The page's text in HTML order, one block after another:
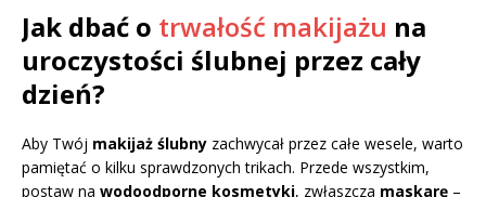
Jak dbać o trwałość makijażu na
uroczystości ślubnej przez cały
dzień?
Aby Twój makijaż ślubny zachwycał przez całe wesele, warto
pamiętać o kilku sprawdzonych trikach. Przede wszystkim,
postaw na wodoodporne kosmetyki, zwłaszcza maskarę –